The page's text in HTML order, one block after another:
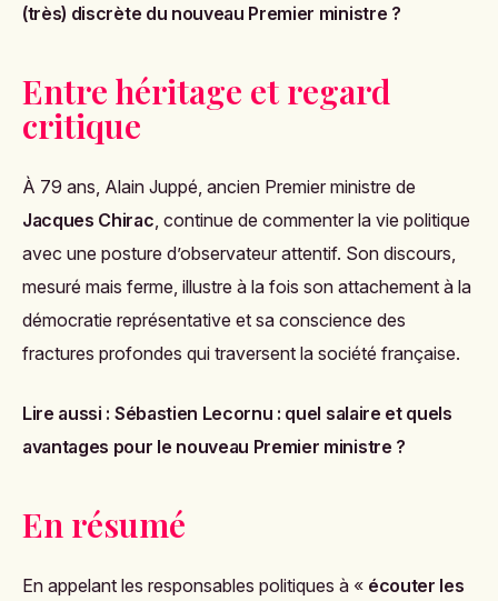
(très) discrète du nouveau Premier ministre ?
Entre héritage et regard
critique
À 79 ans, Alain Juppé, ancien Premier ministre de
Jacques Chirac , continue de commenter la vie politique
avec une posture d’observateur attentif. Son discours,
mesuré mais ferme, illustre à la fois son attachement à la
démocratie représentative et sa conscience des
fractures profondes qui traversent la société française.
Lire aussi : Sébastien Lecornu : quel salaire et quels
avantages pour le nouveau Premier ministre ?
En résumé
En appelant les responsables politiques à « écouter les